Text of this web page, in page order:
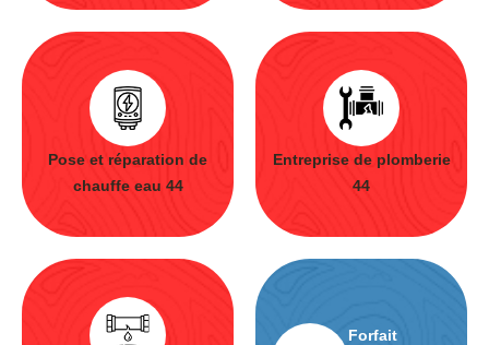
Pose et réparation de
chauffe eau 44
Entreprise de plomberie
44
Forfait